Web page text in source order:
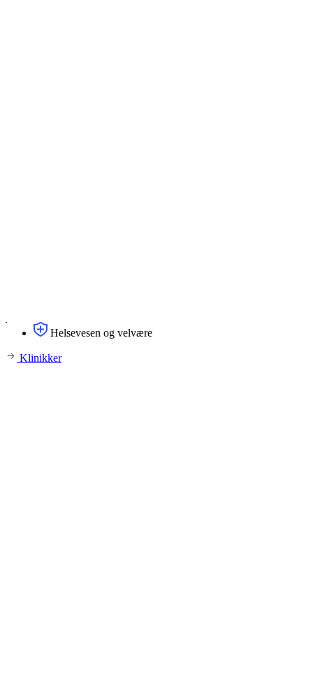
Helsevesen og velvære
Klinikker